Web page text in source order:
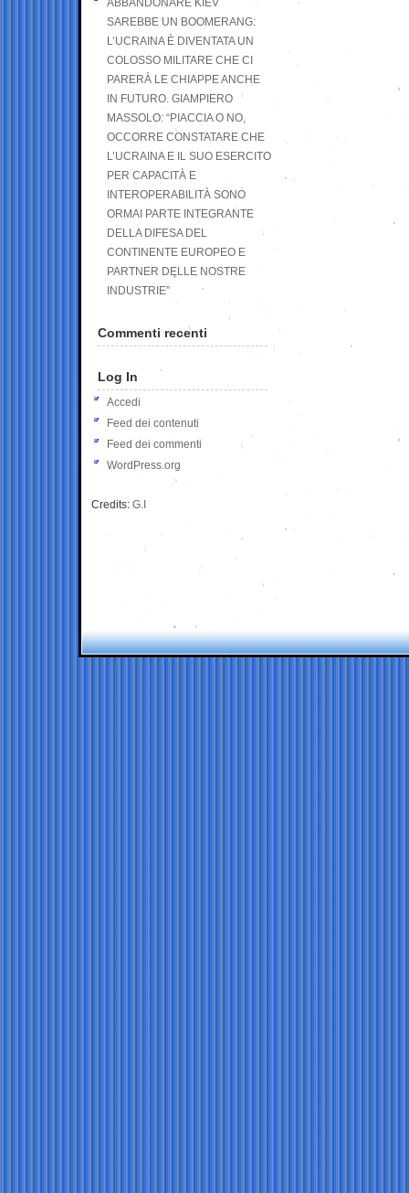
ABBANDONARE KIEV
SAREBBE UN BOOMERANG:
L’UCRAINA È DIVENTATA UN
COLOSSO MILITARE CHE CI
PARERÀ LE CHIAPPE ANCHE
IN FUTURO. GIAMPIERO
MASSOLO: “PIACCIA O NO,
OCCORRE CONSTATARE CHE
L’UCRAINA E IL SUO ESERCITO
PER CAPACITÀ E
INTEROPERABILITÀ SONO
ORMAI PARTE INTEGRANTE
DELLA DIFESA DEL
CONTINENTE EUROPEO E
PARTNER DELLE NOSTRE
INDUSTRIE”
Commenti recenti
Log In
Accedi
Feed dei contenuti
Feed dei commenti
WordPress.org
Credits: G.I